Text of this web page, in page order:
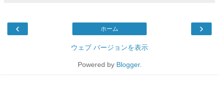
‹ ›
ホーム
ウェブ バージョンを表示
Powered by Blogger.